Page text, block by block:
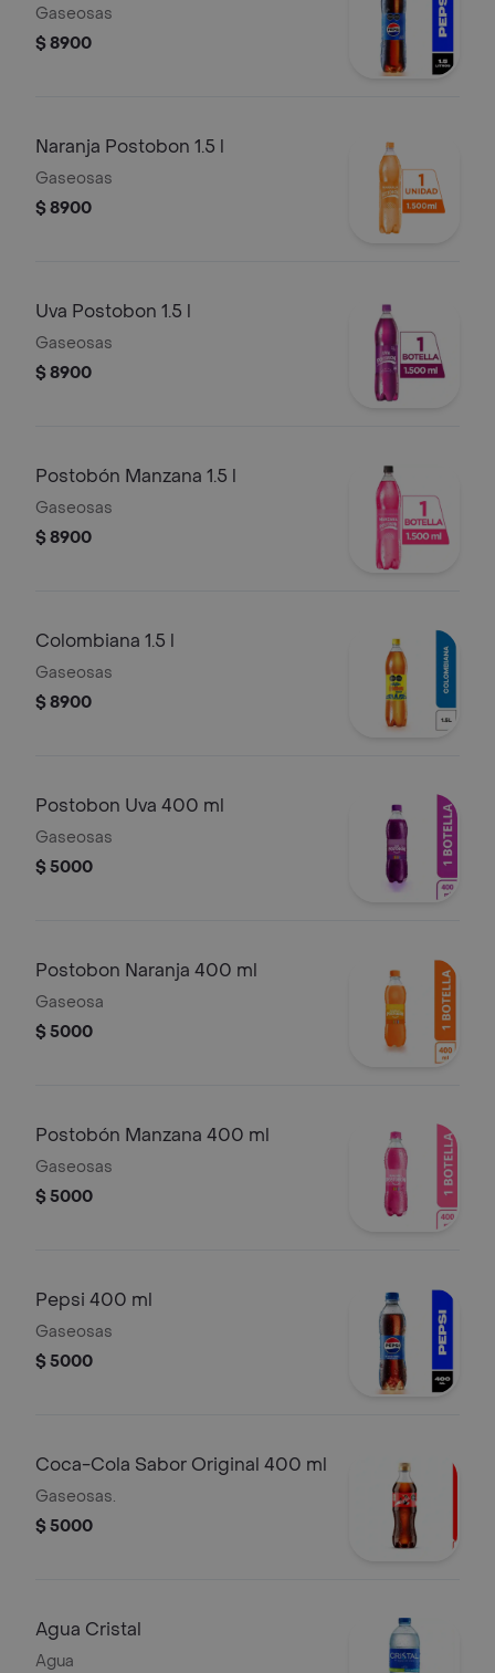
Gaseosas
$ 8900
Naranja Postobon 1.5 l
Gaseosas
$ 8900
Uva Postobon 1.5 l
Gaseosas
$ 8900
Postobón Manzana 1.5 l
Gaseosas
$ 8900
Colombiana 1.5 l
Gaseosas
$ 8900
Postobon Uva 400 ml
Gaseosas
$ 5000
Postobon Naranja 400 ml
Gaseosa
$ 5000
Postobón Manzana 400 ml
Gaseosas
$ 5000
Pepsi 400 ml
Gaseosas
$ 5000
Coca-Cola Sabor Original 400 ml
Gaseosas.
$ 5000
Agua Cristal
Agua